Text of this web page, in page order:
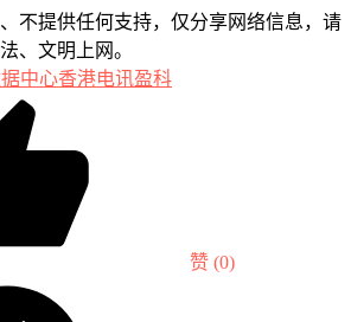
不提供任何支持，仅分享网络信息，请
、文明上网。
中心香港电讯盈科
赞 (0)